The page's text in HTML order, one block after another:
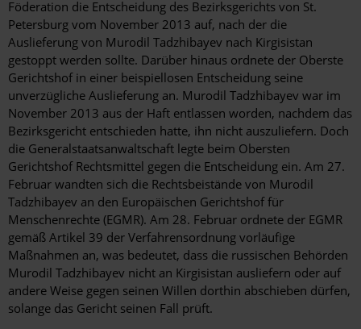
Föderation die Entscheidung des Bezirksgerichts von St.
Petersburg vom November 2013 auf, nach der die
Auslieferung von Murodil Tadzhibayev nach Kirgisistan
gestoppt werden sollte. Darüber hinaus ordnete der Oberste
Gerichtshof in einer beispiellosen Entscheidung seine
unverzügliche Auslieferung an. Murodil Tadzhibayev war im
November 2013 aus der Haft entlassen worden, nachdem das
Bezirksgericht entschieden hatte, ihn nicht auszuliefern. Doch
die Generalstaatsanwaltschaft legte beim Obersten
Gerichtshof Rechtsmittel gegen die Entscheidung ein. Am 27.
Februar wandten sich die Rechtsbeistände von Murodil
Tadzhibayev an den Europäischen Gerichtshof für
Menschenrechte (EGMR). Am 28. Februar ordnete der EGMR
gemäß Artikel 39 der Verfahrensordnung vorläufige
Maßnahmen an, was bedeutet, dass die russischen Behörden
Murodil Tadzhibayev nicht an Kirgisistan ausliefern oder auf
andere Weise gegen seinen Willen dorthin abschieben dürfen,
solange das Gericht seinen Fall prüft.